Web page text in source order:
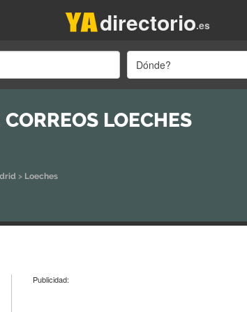
.es
directorio
Dónde?
LOECHES
> Loeches
Publicidad: